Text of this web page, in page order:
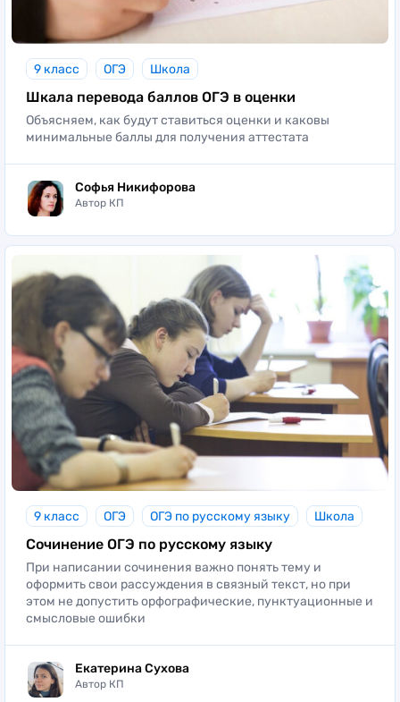
9 класс ОГЭ Школа
Шкала перевода баллов ОГЭ в оценки
Объясняем, как будут ставиться оценки и каковы
минимальные баллы для получения аттестата
Софья Никифорова
Автор КП
9 класс ОГЭ ОГЭ по русскому языку Школа
Сочинение ОГЭ по русскому языку
При написании сочинения важно понять тему и
оформить свои рассуждения в связный текст, но при
этом не допустить орфографические, пунктуационные и
смысловые ошибки
Екатерина Сухова
Автор КП